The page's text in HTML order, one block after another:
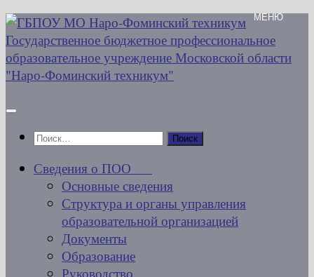
Перейти
к
содержимому
Найти:
Сведения о ПОО
Основные сведения
Структура и органы управления
образовательной организацией
Документы
Образование
Руководство